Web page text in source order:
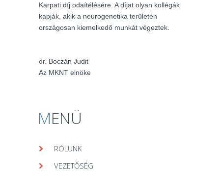
Karpati díj odaítélésére. A díjat olyan kollégák
kapják, akik a neurogenetika területén
országosan kiemelkedő munkát végeztek.
dr. Boczán Judit
Az MKNT elnöke
MENÜ
RÓLUNK
VEZETŐSÉG